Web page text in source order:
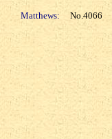
Matthews: No.4066